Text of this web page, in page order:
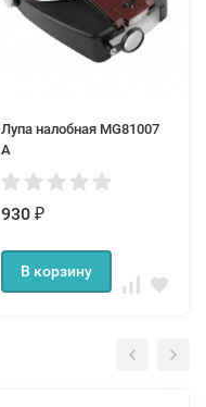
Лупа налобная MG81007
A
930 ₽
В корзину